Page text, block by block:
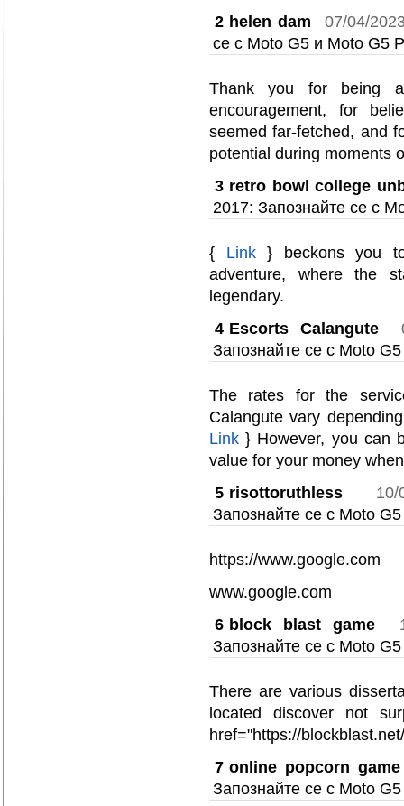
2 helen dam
07/04/
се с Moto G5 и Moto G5
Thank you for being
encouragement, for
seemed far-fetched, and
potential during moments
3 retro bowl college
2017: Запознайте се с
{ Link} beckons you to
adventure, where the
legendary.
4 Escorts Calangute
Запознайте се с Moto
The rates for the
Calangute vary
Link } However, you can
value for your money
5 risottoruthless
Запознайте се с Moto
https://www.google.com
www.google.com
6 block blast game
Запознайте се с Moto
There are various
located discover not
href="https://
7 online popcorn game
Запознайте се с Moto